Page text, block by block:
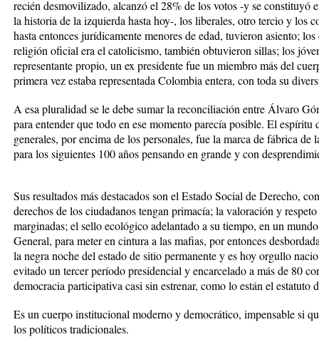
recién desmovilizado, alcanzó el 28% de los votos -y se constituyó
la historia de la izquierda hasta hoy-, los liberales, otro tercio y los
hasta entonces jurídicamente menores de edad, tuvieron asiento;
religión oficial era el catolicismo, también obtuvieron sillas; los
representante propio, un ex presidente fue un miembro más del
primera vez estaba representada Colombia entera, con toda su
A esa pluralidad se le debe sumar la reconciliación entre Álvaro
para entender que todo en ese momento parecía posible. El espíritu
generales, por encima de los personales, fue la marca de fábrica
para los siguientes 100 años pensando en grande y con
Sus resultados más destacados son el Estado Social de Derecho,
derechos de los ciudadanos tengan primacía; la valoración y
marginadas; el sello ecológico adelantado a su tiempo, en un
General, para meter en cintura a las mafias, por entonces
la negra noche del estado de sitio permanente y es hoy orgullo
evitado un tercer período presidencial y encarcelado a más de 80
democracia participativa casi sin estrenar, como lo están el
Es un cuerpo institucional moderno y democrático, impensable si
los políticos tradicionales.